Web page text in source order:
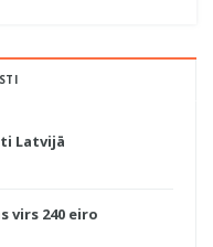
Latvijā
virs 240 eiro